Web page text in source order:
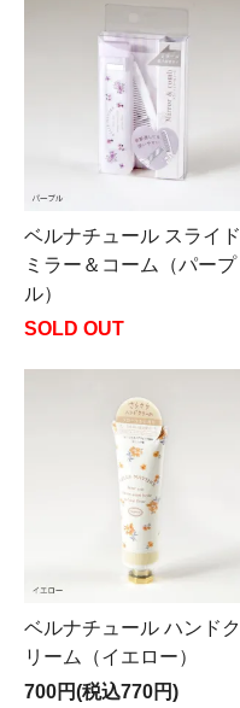
ベルナチュール スライド
ミラー＆コーム（パープ
ル）
SOLD OUT
ベルナチュール ハンドク
リーム（イエロー）
700円(税込770円)